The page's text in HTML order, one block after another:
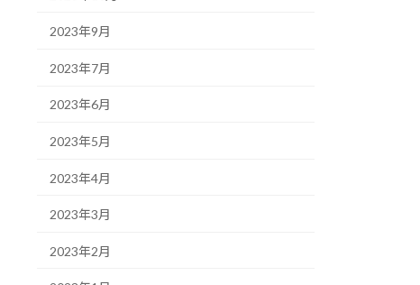
2023年9月
2023年7月
2023年6月
2023年5月
2023年4月
2023年3月
2023年2月